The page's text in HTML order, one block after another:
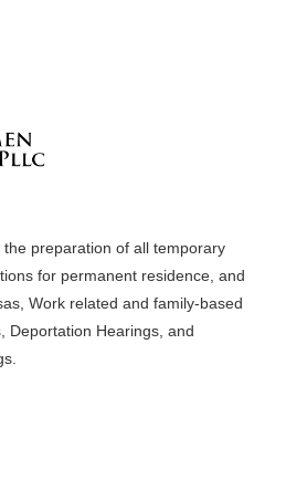
preparation of all temporary
for permanent residence, and
Work related and family-based
Deportation Hearings, and